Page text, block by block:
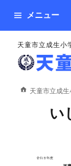
天童市立成生小
メニュー
天童市立成生
い